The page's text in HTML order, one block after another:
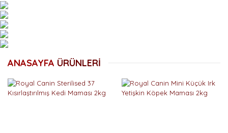
ANASAYFA ÜRÜNLERİ